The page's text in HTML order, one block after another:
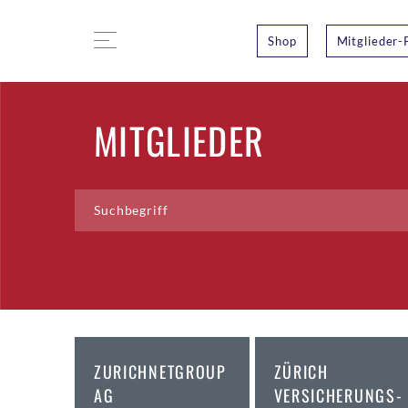
Shop Mitglieder-
MITGLIEDER
ZURICHNETGROUP
AG
ZÜRICH
VERSICHERUNGS-